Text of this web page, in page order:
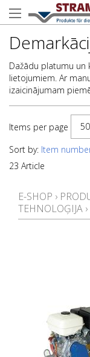
Dažādu platumu un
lietojumiem. Ar
izaicinājumam
Items per page
50
Sort by: Item
23 Article
E-SHOP ›
TEHNOLOĢIJA ›